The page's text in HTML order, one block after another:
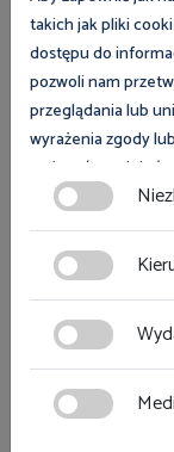
zatrudnianiu
do
celu
dniu niż
Dopuszczając to
„rozważenia
naruszenia
Dokonując
zarówno
pracowników
15 przywołanej
takich jak pliki
dostępu do
pozwoli nam
przeglądania lub
wyrażenia zgody
wpłynąć na
Zgoda na pliki
zmodyfikować w
ciasteczka w
znajdziesz w